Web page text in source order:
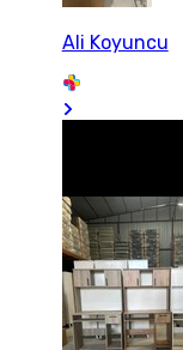
Ali Koyuncu